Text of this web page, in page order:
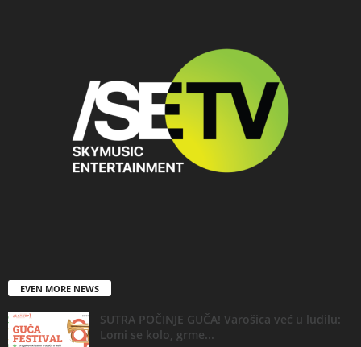
EVEN MORE NEWS
SUTRA POČINJE GUČA! Varošica već u ludilu:
Lomi se kolo, grme...